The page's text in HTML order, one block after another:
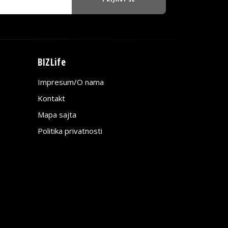
BIZLife
Impresum/O nama
Kontakt
Mapa sajta
Politika privatnosti